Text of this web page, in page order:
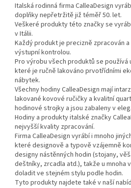
Italská rodinná firma CalleaDesign
doplňky nepřetržitě již téměř 50. let.
Veškeré produkty této značky se
v Itálii.
Každý produkt je precizně zpracován
výstupní kontrolou.
Pro výrobu všech produktů se
které je ručně lakováno prvotřídními
nábytek.
Všechny hodiny CalleaDesign mají
lakované kovové ručičky a kvalitní
hodinové strojky a jsou zabaleny v
Hodiny a produkty italské značky
nejvyšší kvality zpracování.
Firma CalleaDesign vyrábí i mnoho
které designově a typově vzájemně
designy nástěnných hodin (stojany,
deštníky, zrcadla atd.), takže u mnoha
doladit ve stejném stylu podle hodin.
Tyto produkty najdete také v naší